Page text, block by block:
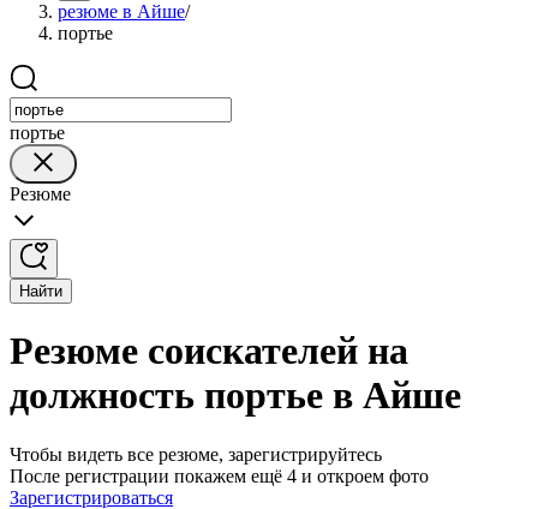
резюме в Айше/
портье
портье
Резюме
Найти
Резюме соискателей на
должность портье в Айше
Чтобы видеть все резюме, зарегистрируйтесь
После регистрации покажем ещё 4 и откроем фото
Зарегистрироваться